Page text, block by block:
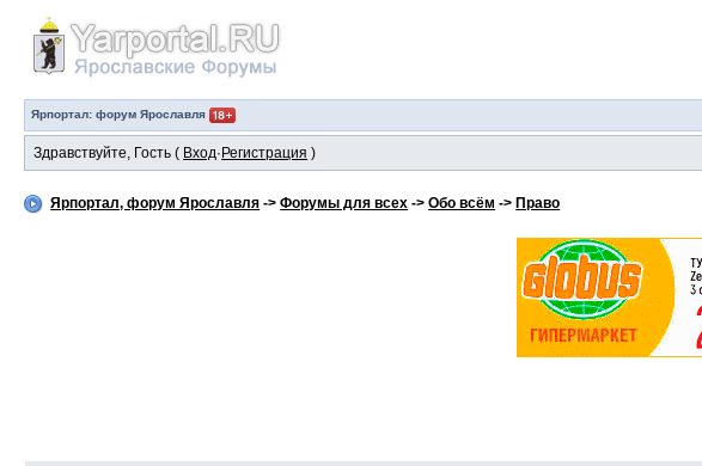
Ярпортал: форум Ярославля
Здравствуйте, Гость ( Вход· Регистрация )
Ярпортал, форум Ярославля ->Форумы для всех ->Обо всём -> Право